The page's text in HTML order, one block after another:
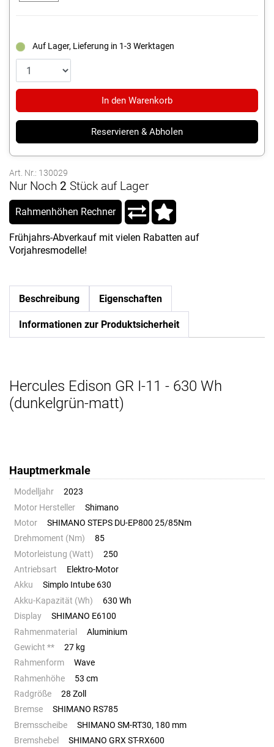
Auf Lager, Lieferung in 1-3 Werktagen
In den Warenkorb
Reservieren & Abholen
Art. Nr.: 130029
Nur Noch 2 Stück auf Lager
Rahmenhöhen Rechner
Frühjahrs-Abverkauf mit vielen Rabatten auf
Vorjahresmodelle!
Beschreibung Eigenschaften
Informationen zur Produktsicherheit
Hercules Edison GR I-11 - 630 Wh
(dunkelgrün-matt)
Hauptmerkmale
Modelljahr
2023
Motor Hersteller
Shimano
Motor
SHIMANO STEPS DU-EP800 25/85Nm
Drehmoment (Nm)
85
Motorleistung (Watt)
250
Antriebsart
Elektro-Motor
Akku
Simplo Intube 630
Akku-Kapazität (Wh)
630 Wh
Display
SHIMANO E6100
Rahmenmaterial
Aluminium
Gewicht **
27 kg
Rahmenform
Wave
Rahmenhöhe
53 cm
Radgröße
28 Zoll
Bremse
SHIMANO RS785
Bremsscheibe
SHIMANO SM-RT30, 180 mm
Bremshebel
SHIMANO GRX ST-RX600